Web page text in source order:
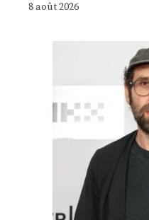
8 août 2026